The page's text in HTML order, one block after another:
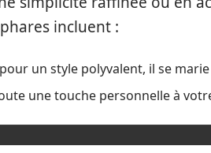
incluent :
un style polyvalent, il se
une touche personnelle à